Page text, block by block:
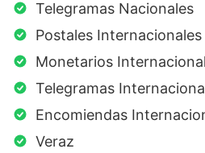
Telegramas Nacionales
Postales Internacionales
Monetarios
Telegramas
Encomiendas
Veraz